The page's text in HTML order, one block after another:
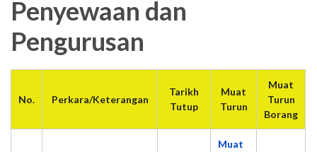
Penyewaan dan
Pengurusan
No. Perkara/Keterangan
Tarikh
Tutup
Muat
Turun
Muat
Turun
Borang
Muat